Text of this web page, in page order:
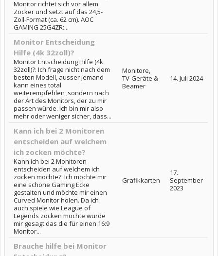
Monitor richtet sich vor allem
Zocker und setzt auf das 24,5-
Zoll-Format (ca. 62 cm). AOC
GAMING 25G4ZR:...
Monitor Entscheidung
Hilfe (4k 32zoll)?
Monitor Entscheidung Hilfe (4k
32zoll)?: Ich frage nicht nach dem
besten Modell, ausser jemand
kann eines total
weiterempfehlen ,sondern nach
der Art des Monitors, der zu mir
passen würde. Ich bin mir also
mehr oder weniger sicher, dass...
Monitore,
TV-Geräte &
Beamer
14. Juli 2024
Kann ich bei 2 Monitoren
entscheiden auf welchem
ich zocken möchte?
Kann ich bei 2 Monitoren
entscheiden auf welchem ich
zocken möchte?: Ich möchte mir
eine schöne Gaming Ecke
gestalten und möchte mir einen
Curved Monitor holen. Da ich
auch spiele wie League of
Legends zocken möchte wurde
mir gesagt das die für einen 16:9
Monitor...
Grafikkarten
17.
September
2023
Brauche hilfe bei Monitor